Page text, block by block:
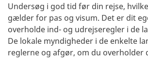
Undersøg i god tid før din rejse,
gælder for pas og visum. Det er dit
overholde ind- og udrejseregler i de
De lokale myndigheder i de enkelte
reglerne og afgør, om du overholder